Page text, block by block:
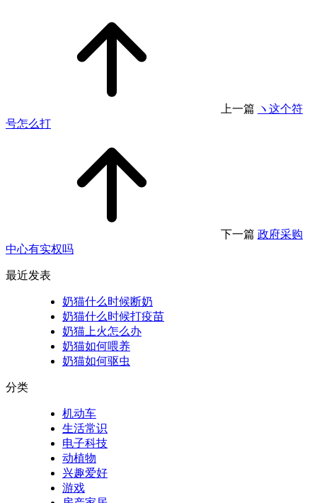
上一篇 ヽ这个符
号怎么打
下一篇 政府采购
中心有实权吗
最近发表
奶猫什么时候断奶
奶猫什么时候打疫苗
奶猫上火怎么办
奶猫如何喂养
奶猫如何驱虫
分类
机动车
生活常识
电子科技
动植物
兴趣爱好
游戏